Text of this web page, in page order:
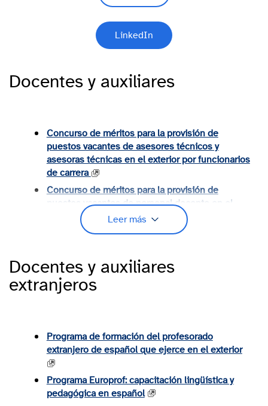
LinkedIn
Docentes y auxiliares
Concurso de méritos para la provisión de
puestos vacantes de asesores técnicos y
asesoras técnicas en el exterior por funcionarios
de carrera
Concurso de méritos para la provisión de
puestos vacantes de personal docente en el
exterior por funcionarios de carrera
Programa de Profesorado Visitante
educativos de Europa central, oriental y China
Profesores interinos en programas educativos
extranjero
Estancias profesionales para docentes
Leer más
Docentes y auxiliares
extranjeros
Programa de formación del profesorado
extranjero de español que ejerce en el exterior
Programa Europrof: capacitación lingüística y
pedagógica en español